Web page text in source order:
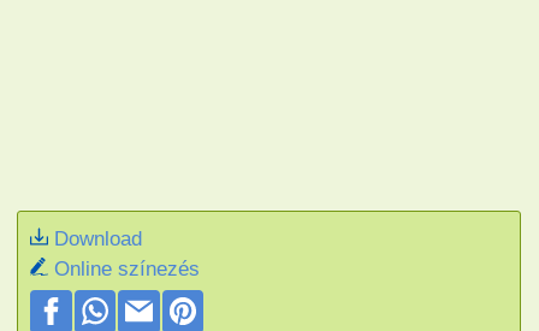
Download
Online színezés